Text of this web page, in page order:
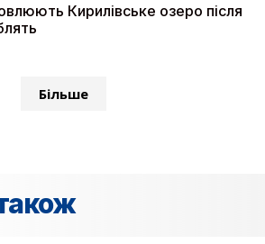
Кирилівське озеро після
Більше